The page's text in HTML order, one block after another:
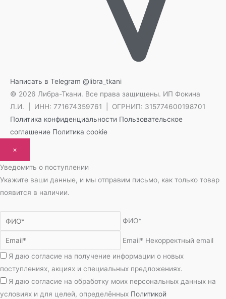
Написать в Telegram @libra_tkani
© 2026 Либра-Ткани. Все права защищены. ИП Фокина
Л.И. | ИНН: 771674359761 | ОГРНИП: 315774600198701
Политика конфиденциальности Пользовательское
соглашение Политика cookie
×
Уведомить о поступлении
Укажите ваши данные, и мы отправим письмо, как только товар
появится в наличии.
ФИО*
Email* Некорректный email
Я даю согласие на получение информации о новых
поступлениях, акциях и специальных предложениях.
Я даю согласие на обработку моих персональных данных на
условиях и для целей, определённых Политикой